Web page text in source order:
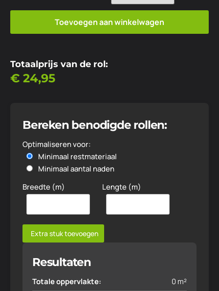
Toevoegen aan winkelwagen
Totaalprijs van de rol:
€ 24,95
Bereken benodigde rollen:
Optimaliseren voor:
Minimaal restmateriaal
Minimaal aantal naden
Breedte (m)
Lengte (m)
Extra stuk toevoegen
Resultaten
Totale oppervlakte: 0 m²